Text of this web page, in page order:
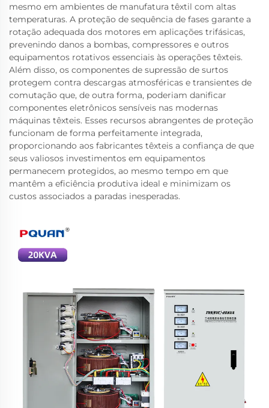
mesmo em ambientes de manufatura têxtil com altas
temperaturas. A proteção de sequência de fases garante a
rotação adequada dos motores em aplicações trifásicas,
prevenindo danos a bombas, compressores e outros
equipamentos rotativos essenciais às operações têxteis.
Além disso, os componentes de supressão de surtos
protegem contra descargas atmosféricas e transientes de
comutação que, de outra forma, poderiam danificar
componentes eletrônicos sensíveis nas modernas
máquinas têxteis. Esses recursos abrangentes de proteção
funcionam de forma perfeitamente integrada,
proporcionando aos fabricantes têxteis a confiança de que
seus valiosos investimentos em equipamentos
permanecem protegidos, ao mesmo tempo em que
mantêm a eficiência produtiva ideal e minimizam os
custos associados a paradas inesperadas.